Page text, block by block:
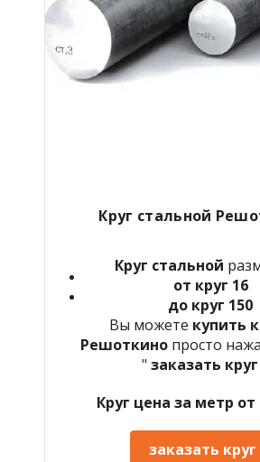
Круг стальной
Круг стальной
от круг 16
до круг 150
Вы можете купить
Решоткино просто
" заказать круг
Круг цена за метр от
заказать круг